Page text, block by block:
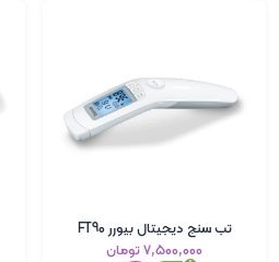
تب سنج دیجیتال بیورر FT90
۷٬۵۰۰٬۰۰۰ تومان